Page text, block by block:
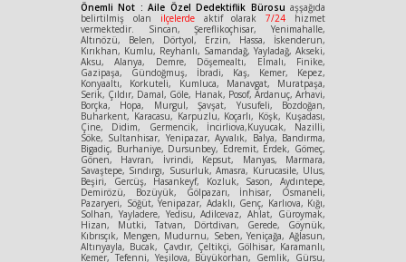
Önemli Not : Aile Özel Dedektiflik Bürosu aşşağıda
belirtilmiş olan ilçelerdeaktif olarak7/24 hizmet
vermektedir. Sincan, Şereflikoçhisar, Yenimahalle,
Altınözü, Belen, Dörtyol, Erzin, Hassa, İskenderun,
Kırıkhan, Kumlu, Reyhanlı, Samandağ, Yayladağ, Akseki,
Aksu, Alanya, Demre, Döşemealtı, Elmalı, Finike,
Gazipaşa, Gündoğmuş, İbradi, Kaş, Kemer, Kepez,
Konyaaltı, Korkuteli, Kumluca, Manavgat, Muratpaşa,
Serik, Çıldır, Damal, Göle, Hanak, Posof, Ardanuç, Arhavi,
Borçka, Hopa, Murgul, Şavşat, Yusufeli, Bozdoğan,
Buharkent, Karacasu, Karpuzlu, Koçarlı, Köşk, Kuşadası,
Çine, Didim, Germencik, İncirliova,Kuyucak, Nazilli,
Söke, Sultanhisar, Yenipazar, Ayvalık, Balya, Bandırma,
Bigadiç, Burhaniye, Dursunbey, Edremit, Erdek, Gömeç,
Gönen, Havran, İvrindi, Kepsut, Manyas, Marmara,
Savaştepe, Sındırgı, Susurluk, Amasra, Kurucasile, Ulus,
Beşiri, Gercüş, Hasankeyf, Kozluk, Sason, Aydıntepe,
Demirözü, Bozüyük, Gölpazarı, İnhisar, Osmaneli,
Pazaryeri, Söğüt, Yenipazar, Adaklı, Genç, Karlıova, Kığı,
Solhan, Yayladere, Yedisu, Adilcevaz, Ahlat, Güroymak,
Hizan, Mutki, Tatvan, Dörtdivan, Gerede, Göynük,
Kıbrısçık, Mengen, Mudurnu, Seben, Yeniçağa, Ağlasun,
Altınyayla, Bucak, Çavdır, Çeltikçi, Gölhisar, Karamanlı,
Kemer, Tefenni, Yeşilova, Büyükorhan, Gemlik, Gürsu,